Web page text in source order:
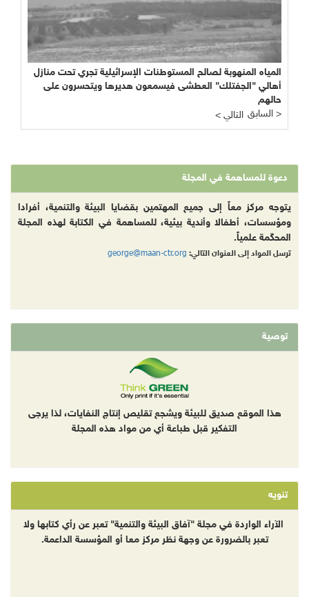
المياه المنهوبة لصالح المستوطنات الإسرائيلية تجري تحت منازل
أهالي "الجفتلك" العطشى فيسمعون هديرها ويتحسرون على
حالهم
< التالي
السابق >
دعوة للمساهمة في المجلة
يتوجه مركز معاً إلى جميع المهتمين بقضايا البيئة والتنمية، أفرادا
ومؤسسات، أطفالا وأندية بيئية، للمساهمة في الكتابة لهذه المجلة
المحكّمة علمياً.
ترسل المواد إلى العنوان التالي: george@maan-ctr.org
توصية
هذا الموقع صديق للبيئة ويشجع تقليص إنتاج النفايات، لذا يرجى
التفكير قبل طباعة أي من مواد هذه المجلة
تنويه
الآراء الواردة في مجلة "آفاق البيئة والتنمية" تعبر عن رأي كتابها ولا
تعبر بالضرورة عن وجهة نظر مركز معا أو المؤسسة الداعمة.